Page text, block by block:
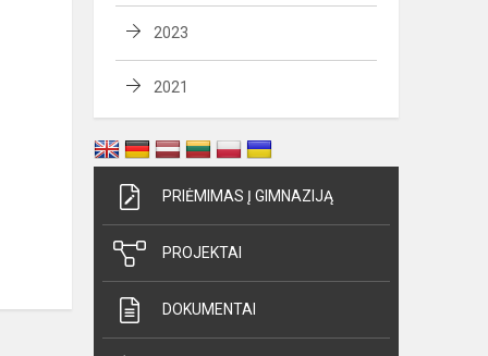
2023
2021
PRIĖMIMAS Į GIMNAZIJĄ
PROJEKTAI
DOKUMENTAI